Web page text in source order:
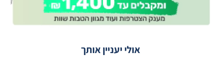
אולי יעניין אותך